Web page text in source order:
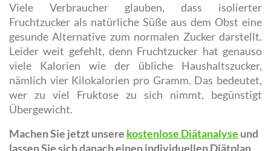
Viele Verbraucher glauben, dass isolierter
Fruchtzucker als natürliche Süße aus dem Obst eine
gesunde Alternative zum normalen Zucker darstellt.
Leider weit gefehlt, denn Fruchtzucker hat genauso
viele Kalorien wie der übliche Haushaltszucker,
nämlich vier Kilokalorien pro Gramm. Das bedeutet,
wer zu viel Fruktose zu sich nimmt, begünstigt
Übergewicht.
Machen Sie jetzt unsere kostenlose Diätanalyse und
lassen Sie sich danach einen individuellen Diätplan